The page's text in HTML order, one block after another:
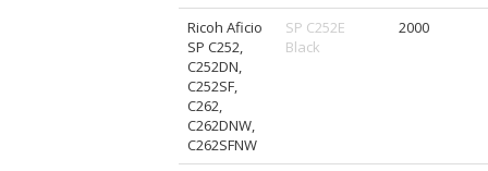
Ricoh Aficio
SP C252,
C252DN,
C252SF,
C262,
C262DNW,
C262SFNW
SP C252E
Black
2000